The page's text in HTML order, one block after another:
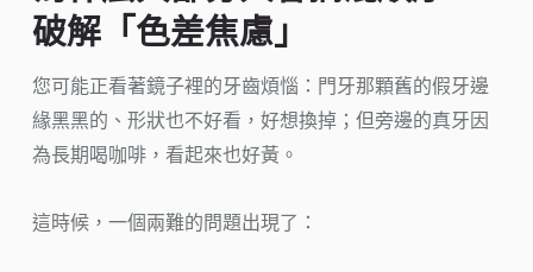
破解「色差焦慮」
您可能正看著鏡子裡的牙齒煩惱：門牙那顆舊的假牙邊
緣黑黑的、形狀也不好看，好想換掉；但旁邊的真牙因
為長期喝咖啡，看起來也好黃。
這時候，一個兩難的問題出現了：